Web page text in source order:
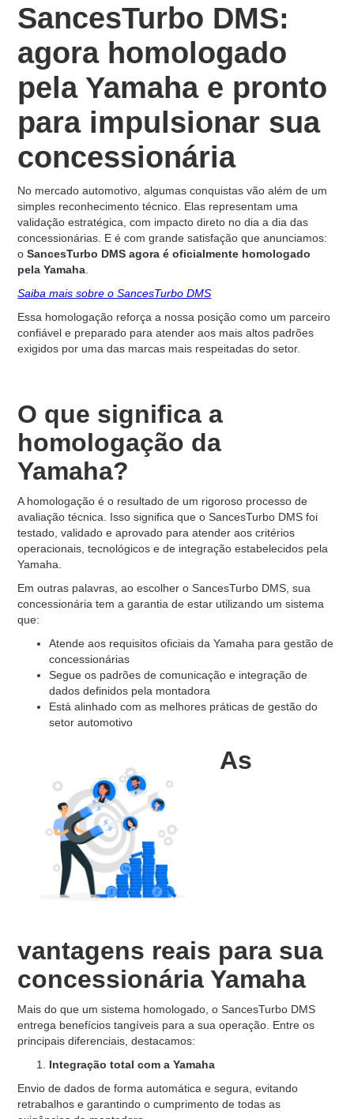
SancesTurbo DMS:
agora homologado
pela Yamaha e pronto
para impulsionar sua
concessionária
No mercado automotivo, algumas conquistas vão além de um
simples reconhecimento técnico. Elas representam uma
validação estratégica, com impacto direto no dia a dia das
concessionárias. E é com grande satisfação que anunciamos:
oSancesTurbo DMS agora é oficialmente homologado
pela Yamaha
Saiba mais sobre o SancesTurbo DMS
Essa homologação reforça a nossa posição como um parceiro
confiável e preparado para atender aos mais altos padrões
exigidos por uma das marcas mais respeitadas do setor.
O que significa a
homologação da
Yamaha?
A homologação é o resultado de um rigoroso processo de
avaliação técnica. Isso significa que o SancesTurbo DMS foi
testado, validado e aprovado para atender aos critérios
operacionais, tecnológicos e de integração estabelecidos pela
Yamaha.
Em outras palavras, ao escolher o SancesTurbo DMS, sua
concessionária tem a garantia de estar utilizando um sistema
que:
Atende aos requisitos oficiais da Yamaha para gestão de
concessionárias
Segue os padrões de comunicação e integração de
dados definidos pela montadora
Está alinhado com as melhores práticas de gestão do
setor automotivo
As
vantagens reais para sua
concessionária Yamaha
Mais do que um sistema homologado, o SancesTurbo DMS
entrega benefícios tangíveis para a sua operação. Entre os
principais diferenciais, destacamos:
Integração total com a Yamaha
Envio de dados de forma automática e segura, evitando
retrabalhos e garantindo o cumprimento de todas as